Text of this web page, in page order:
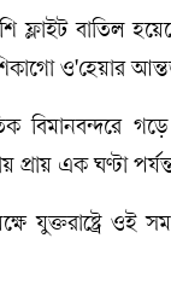
ফ্লাইট বাতিল
ও'হেয়ার
গড়ে
এক ঘণ্টা
যুক্তরাষ্ট্রে ওই